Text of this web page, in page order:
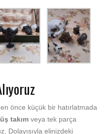
önce küçük bir hatırlatmada
takım veya tek parça
Dolayısıyla elinizdeki